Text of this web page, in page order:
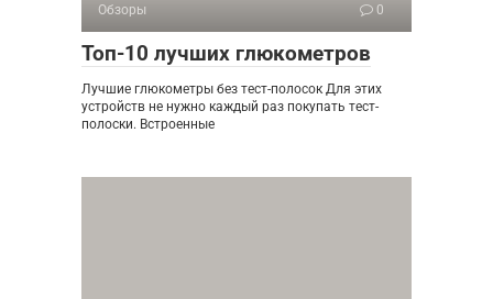
Обзоры 0
Топ-10 лучших глюкометров
Лучшие глюкометры без тест-полосок Для этих
устройств не нужно каждый раз покупать тест-
полоски. Встроенные